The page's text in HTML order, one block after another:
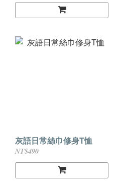
灰語日常絲巾修身T恤
NT$490